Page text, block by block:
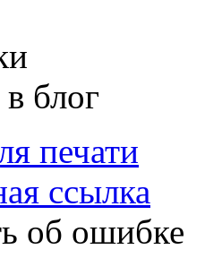
блог
печати
ссылка
об ошибке